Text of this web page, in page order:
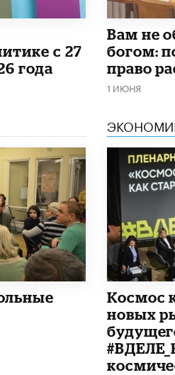
с 27
года
​Вам не
богом:
право
1 ИЮНЯ
Космос
новых